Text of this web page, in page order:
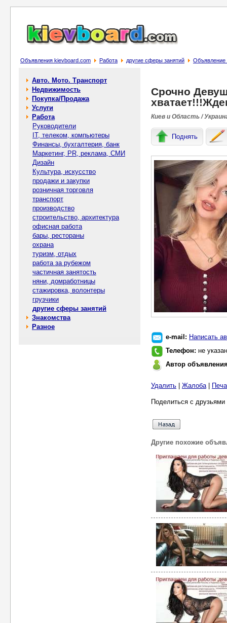
Объявления kievboard.com Работа другие сферы занятий Объявление
Авто. Мото. Транспорт
Недвижимость
Покупка/Продажа
Услуги
Работа
Руководители
IT, телеком, компьютеры
Финансы, бухгалтерия, банк
Маркетинг, PR, реклама, СМИ
Дизайн
Культура, искусство
продажи и закупки
розничная торговля
транспорт
производство
строительство, архитектура
офисная работа
бары, рестораны
охрана
туризм, отдых
работа за рубежом
частичная занятость
няни, домработницы
стажировка, волонтеры
грузчики
другие сферы занятий
Знакомства
Разное
Срочно
Киев и Область /
Поднять
e-mail: Написать
Телефон: не указан
Автор
Удалить Жалоба|
Поделиться с
Другие похожие